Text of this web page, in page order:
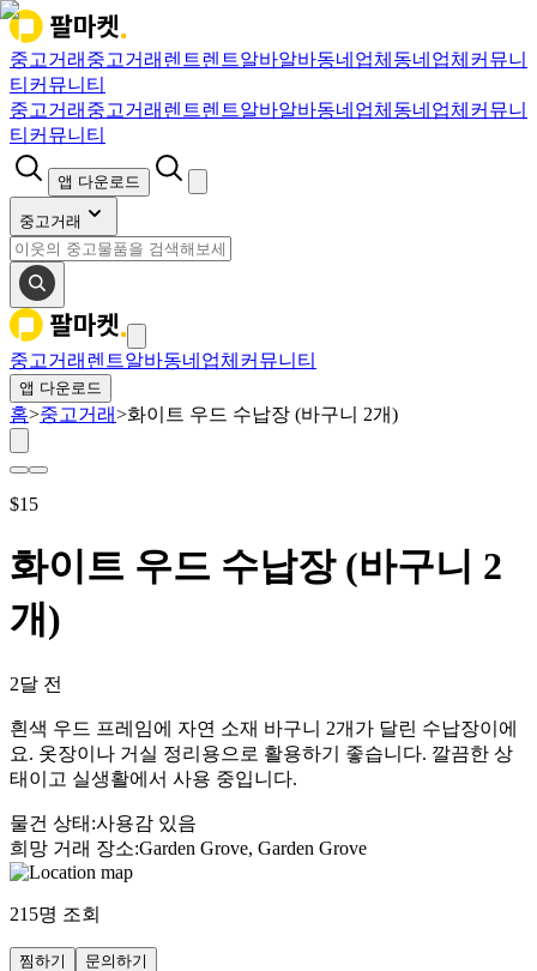
중고거래 중고거래 렌트렌트알바알바동네업체 동네업체 커뮤니
티 커뮤니티
중고거래 중고거래 렌트렌트알바알바동네업체 동네업체 커뮤니
티 커뮤니티
앱 다운로드
중고거래
중고거래 렌트알바동네업체 커뮤니티
앱 다운로드
홈>중고거래>화이트 우드 수납장 (바구니 2개)
$15
화이트 우드 수납장 (바구니 2
개)
2달 전
흰색 우드 프레임에 자연 소재 바구니 2개가 달린 수납장이에
요. 옷장이나 거실 정리용으로 활용하기 좋습니다. 깔끔한 상
태이고 실생활에서 사용 중입니다.
물건 상태 :사용감 있음
희망 거래 장소:Garden Grove, Garden Grove
215명 조회
찜하기 문의하기